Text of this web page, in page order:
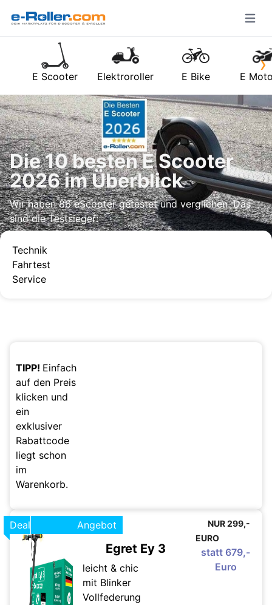
Open
›
E Scooter Elektroroller E Bike E
Die 10 besten E Scooter
2026 im Überblick
Wir haben 86 eScooter getestet und verglichen. Das
sind die Testsieger:
Technik
Fahrtest
Service
TIPP! Einfach
auf den Preis
klicken und
ein
exklusiver
Rabattcode
liegt schon
im
Warenkorb.
Deal Angebot
Egret Ey 3
leicht & chic
mit Blinker
Vollfederung
NUR 299,-
EURO
statt 679,-
Euro